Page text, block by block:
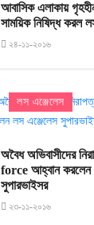
আবাসিক এলাকায়
সাময়িক নিষিদ্ধ করল
২৪-১১-২০১৬
লস এঞ্জেলেস
অবৈধ অভিবাসীদের
force আহ্বান করলেন
সুপারভাইসর
২৩-১১-২০১৬